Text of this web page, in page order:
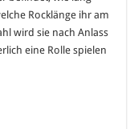
Rocklänge ihr am
wird sie nach Anlass
eine Rolle spielen